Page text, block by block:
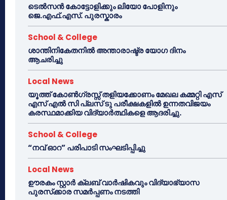
ടെൽസൻ കോട്ടോളിക്കും ലിയോ പോളിനും
ജെ.എഫ്.എസ്. പുരസ്കാരം
School & College
ശാന്തിനികേതനിൽ അന്താരാഷ്ട്ര യോഗ ദിനം
ആചരിച്ചു
Local News
യൂത്ത് കോൺഗ്രസ്സ് തളിയക്കോണം മേഖല കമ്മറ്റി എസ്
എസ് എൽ സി പ്ലസ് ടു പരീക്ഷകളിൽ ഉന്നതവിജയം
കരസ്ഥമാക്കിയ വിദ്യാർത്ഥികളെ ആദരിച്ചു.
School & College
“നവ് ഓറ” പരിപാടി സംഘടിപ്പിച്ചു
Local News
ഊരകം സ്റ്റാർ ക്ലബ് വാർഷികവും വിദ്യാഭ്യാസ
പുരസ്‌ക്കാര സമർപ്പണം നടത്തി